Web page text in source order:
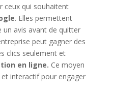
ceux qui souhaitent
. Elles permettent
un avis avant de quitter
peut gagner des
clics seulement et
en ligne. Ce moyen
interactif pour engager